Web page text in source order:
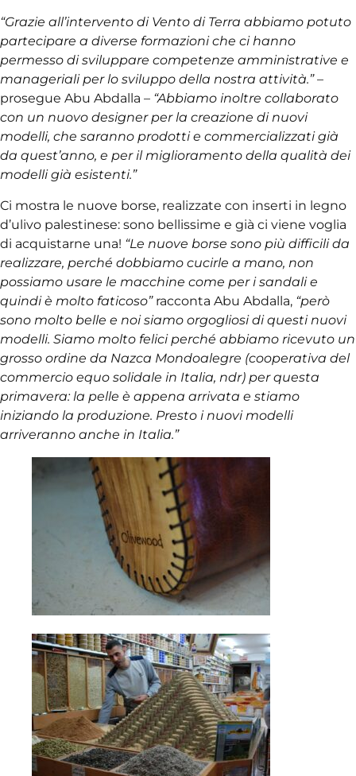
“Grazie all’intervento di Vento di Terra abbiamo potuto
partecipare a diverse formazioni che ci hanno
permesso di sviluppare competenze amministrative e
manageriali per lo sviluppo della nostra attività.”–
prosegue Abu Abdalla – “Abbiamo inoltre collaborato
con un nuovo designer per la creazione di nuovi
modelli, che saranno prodotti e commercializzati già
da quest’anno, e per il miglioramento della qualità dei
modelli già esistenti.”
Ci mostra le nuove borse, realizzate con inserti in legno
d’ulivo palestinese: sono bellissime e già ci viene voglia
di acquistarne una! “Le nuove borse sono più difficili da
realizzare, perché dobbiamo cucirle a mano, non
possiamo usare le macchine come per i sandali e
quindi è molto faticoso”racconta Abu Abdalla, “però
sono molto belle e noi siamo orgogliosi di questi nuovi
modelli. Siamo molto felici perché abbiamo ricevuto un
grosso ordine da Nazca Mondoalegre (cooperativa del
commercio equo solidale in Italia, ndr) per questa
primavera: la pelle è appena arrivata e stiamo
iniziando la produzione. Presto i nuovi modelli
arriveranno anche in Italia.”